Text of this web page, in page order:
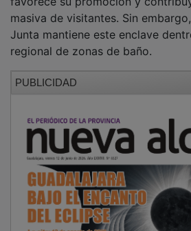
masiva de visitantes. Sin embargo,
Junta mantiene este enclave
regional de zonas de baño.